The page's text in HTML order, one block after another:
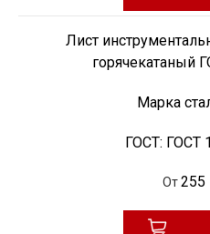
Лист
горячекатаный
Марка
ГОСТ: ГОСТ
От 255